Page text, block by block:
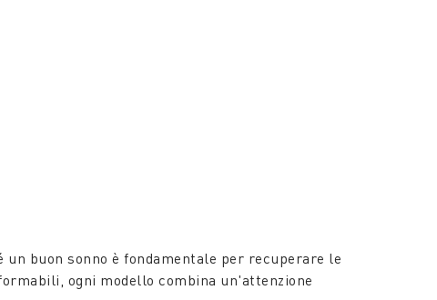
buon sonno è fondamentale per recuperare le
ogni modello combina un'attenzione